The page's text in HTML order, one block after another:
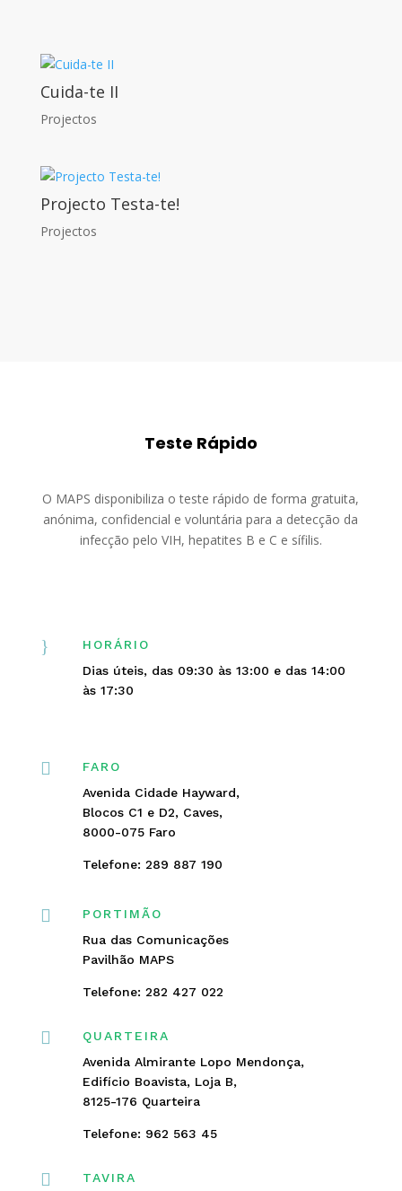
Cuida-te II
Projectos
Projecto Testa-te!
Projectos
Teste Rápido
O MAPS disponibiliza o teste rápido de forma gratuita,
anónima, confidencial e voluntária para a detecção da
infecção pelo VIH, hepatites B e C e sífilis.
}
HORÁRIO
Dias úteis, das 09:30 às 13:00 e das 14:00
às 17:30

FARO
Avenida Cidade Hayward,
Blocos C1 e D2, Caves,
8000-075 Faro
Telefone: 289 887 190

PORTIMÃO
Rua das Comunicações
Pavilhão MAPS
Telefone: 282 427 022

QUARTEIRA
Avenida Almirante Lopo Mendonça,
Edifício Boavista, Loja B,
8125-176 Quarteira
Telefone: 962 563 45

TAVIRA